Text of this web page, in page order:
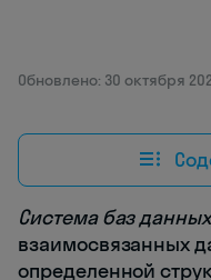
Обновлено: 30 октября
Система баз данных
взаимосвязанных
определенной